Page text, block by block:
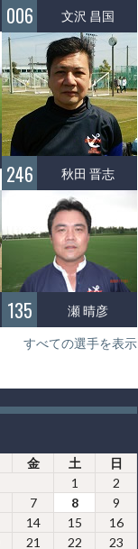
006 文沢 昌国
246 秋田 晋志
135 瀬 晴彦
すべての選手を表示
金 土
日
1
2
7 8
9
14 15
16
21 22 23